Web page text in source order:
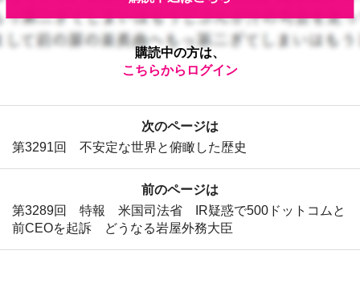
購読中の方は、
こちらからログイン
前のページは
第3289回 特報 米国司法省 IR疑惑で500ドットコムと
前CEOを起訴 どうなる岩屋外務大臣
次のページは
第3291回 不安定な世界と俯瞰した歴史